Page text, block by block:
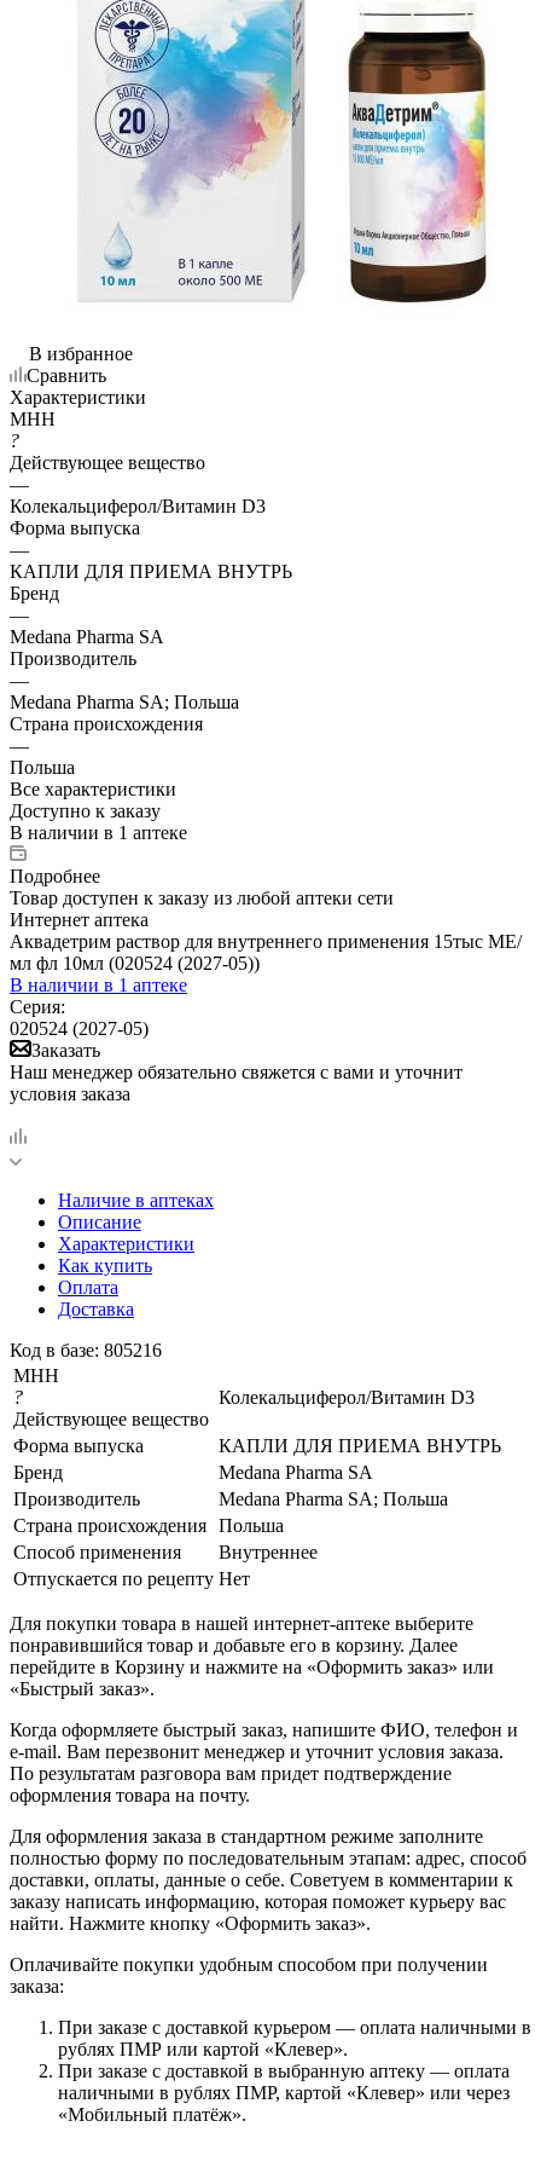
В избранное
Сравнить
Характеристики
МНН
?
Действующее вещество
—
Колекальциферол/Витамин D3
Форма выпуска
—
КАПЛИ ДЛЯ ПРИЕМА ВНУТРЬ
Бренд
—
Medana Pharma SA
Производитель
—
Medana Pharma SA; Польша
Страна происхождения
—
Польша
Все характеристики
Доступно к заказу
В наличии в 1 аптеке
Подробнее
Товар доступен к заказу из любой аптеки сети
Интернет аптека
Аквадетрим раствор для внутреннего применения 15тыс МЕ/
мл фл 10мл (020524 (2027-05))
В наличии в 1 аптеке
Серия:
020524 (2027-05)
Заказать
Наш менеджер обязательно свяжется с вами и уточнит
условия заказа
Наличие в аптеках
Описание
Характеристики
Как купить
Оплата
Доставка
Код в базе: 805216
МНН
?
Действующее вещество
Колекальциферол/Витамин D3
Форма выпуска
КАПЛИ ДЛЯ ПРИЕМА ВНУТРЬ
Бренд
Medana Pharma SA
Производитель
Medana Pharma SA; Польша
Страна происхождения Польша
Способ применения
Внутреннее
Отпускается по рецепту Нет
Для покупки товара в нашей интернет-аптеке выберите
понравившийся товар и добавьте его в корзину. Далее
перейдите в Корзину и нажмите на «Оформить заказ» или
«Быстрый заказ».
Когда оформляете быстрый заказ, напишите ФИО, телефон и
e-mail. Вам перезвонит менеджер и уточнит условия заказа.
По результатам разговора вам придет подтверждение
оформления товара на почту.
Для оформления заказа в стандартном режиме заполните
полностью форму по последовательным этапам: адрес, способ
доставки, оплаты, данные о себе. Советуем в комментарии к
заказу написать информацию, которая поможет курьеру вас
найти. Нажмите кнопку «Оформить заказ».
Оплачивайте покупки удобным способом при получении
заказа:
При заказе с доставкой курьером — оплата наличными в
рублях ПМР или картой «Клевер».
При заказе с доставкой в выбранную аптеку — оплата
наличными в рублях ПМР, картой «Клевер» или через
«Мобильный платёж».